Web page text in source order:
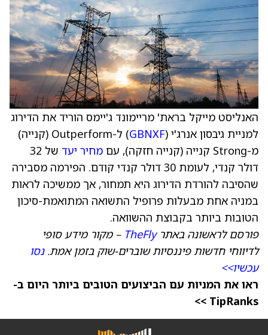
האנליסט מייקל בראת' מריימונד ג'יימס הוריד את הדירוג
למניית גיבסון אנרג'י (GBNXF
) ל-Outperform (קנייה)
מ-Strong קנייה (קנייה חזקה), עם
מחיר יעד
של 32
דולר קנדי, לעומת 30 דולר קנדי קודם. הפירמה מסבירה
שהסיבה להורדת הדירוג היא תמחור, אך ממשיכה לראות
במניה אחת מבעלות פרופיל התשואה המתואמת-סיכון
הטובות ביותר בקבוצת ההשוואה.
פורסם לראשונה באתרTheFly – מקור מידע סופי
לדיווחי חדשות פיננסיות שוברים-שוק בזמן אמת.נסו
עכשיו>>
ראו את המניות עם הביצועים הטובים ביותר היום ב-
TipRanks >>